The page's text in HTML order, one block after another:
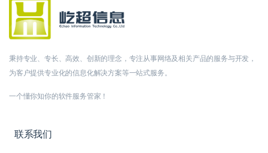
秉持专业、专长、高效、创新的理念，专注从事网络及相关产品的服务与开发，
为客户提供专业化的信息化解决方案等一站式服务。
一个懂你知你的软件服务管家！
联系我们